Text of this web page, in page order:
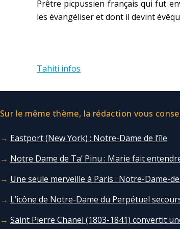
Prêtre picpussien français qui fut
les évangéliser et dont il devint
Tahiti infos
Sur le même thème, la rédaction vous
Eastport (New York) : Notre-Dame de l’île
Notre Dame de Ta’ Pinu : Marie fait
Une seule merveille à Paris : Notre-Dame-
L’icône de Notre-Dame du Perpétuel
Saint Pierre Chanel (1803-1841) convertit